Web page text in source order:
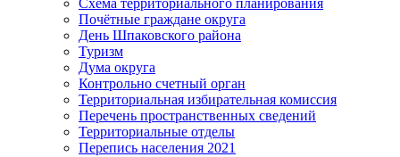
Схема территориального планирования
Почётные граждане округа
День Шпаковского района
Туризм
Дума округа
Контрольно счетный орган
Территориальная избирательная комиссия
Перечень пространственных сведений
Территориальные отделы
Перепись населения 2021